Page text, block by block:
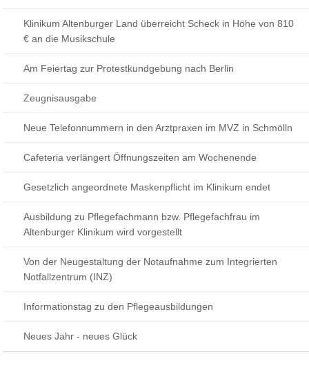
Klinikum Altenburger Land überreicht Scheck in Höhe von 810
€ an die Musikschule
Am Feiertag zur Protestkundgebung nach Berlin
Zeugnisausgabe
Neue Telefonnummern in den Arztpraxen im MVZ in Schmölln
Cafeteria verlängert Öffnungszeiten am Wochenende
Gesetzlich angeordnete Maskenpflicht im Klinikum endet
Ausbildung zu Pflegefachmann bzw. Pflegefachfrau im
Altenburger Klinikum wird vorgestellt
Von der Neugestaltung der Notaufnahme zum Integrierten
Notfallzentrum (INZ)
Informationstag zu den Pflegeausbildungen
Neues Jahr - neues Glück